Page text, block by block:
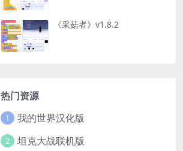
《采菇者》v1.8.2
热门资源
1 我的世界汉化版
2 坦克大战联机版